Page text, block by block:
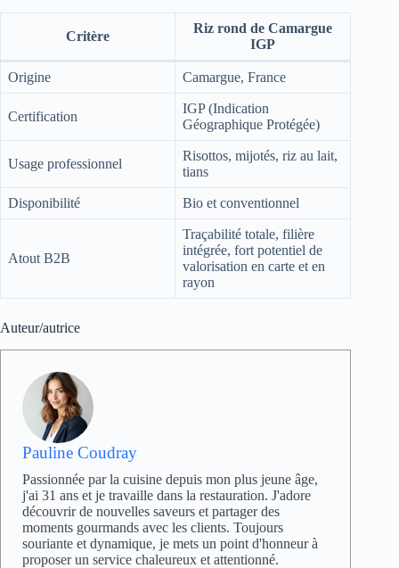
Critère
Riz rond de Camargue
IGP
Origine Camargue, France
Certification
IGP (Indication
Géographique Protégée)
Usage professionnel
Risottos, mijotés, riz au lait,
tians
Disponibilité Bio et conventionnel
Atout B2B
Traçabilité totale, filière
intégrée, fort potentiel de
valorisation en carte et en
rayon
Auteur/autrice
Pauline Coudray
Passionnée par la cuisine depuis mon plus jeune âge,
j'ai 31 ans et je travaille dans la restauration. J'adore
découvrir de nouvelles saveurs et partager des
moments gourmands avec les clients. Toujours
souriante et dynamique, je mets un point d'honneur à
proposer un service chaleureux et attentionné.